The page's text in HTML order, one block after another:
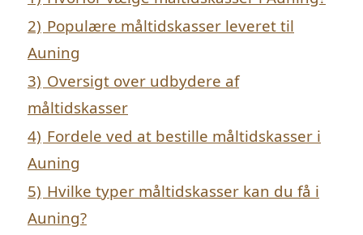
2) Populære måltidskasser leveret til
Auning
3) Oversigt over udbydere af
måltidskasser
4) Fordele ved at bestille måltidskasser i
Auning
5) Hvilke typer måltidskasser kan du få i
Auning?